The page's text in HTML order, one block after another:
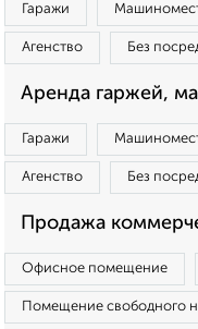
Гаражи
Агенство Без
Аренда гаржей,
Гаражи
Агенство Без
Продажа
Офисное помещение
Помещение свободного